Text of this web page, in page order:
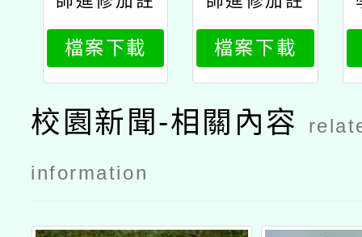
語文領域客
家語文專長
學分班招生
簡章
檔案下載
語文領域臺
灣台語專長
學分班招生
簡章
檔案下載
校園新聞-相關內容
information